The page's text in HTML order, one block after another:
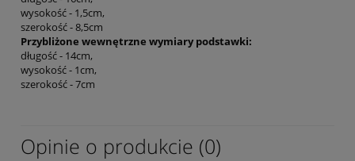
wysokość - 1,5cm,
szerokość - 8,5cm
Przybliżone wewnętrzne wymiary podstawki:
długość - 14cm,
wysokość - 1cm,
szerokość - 7cm
Opinie o produkcie (0)